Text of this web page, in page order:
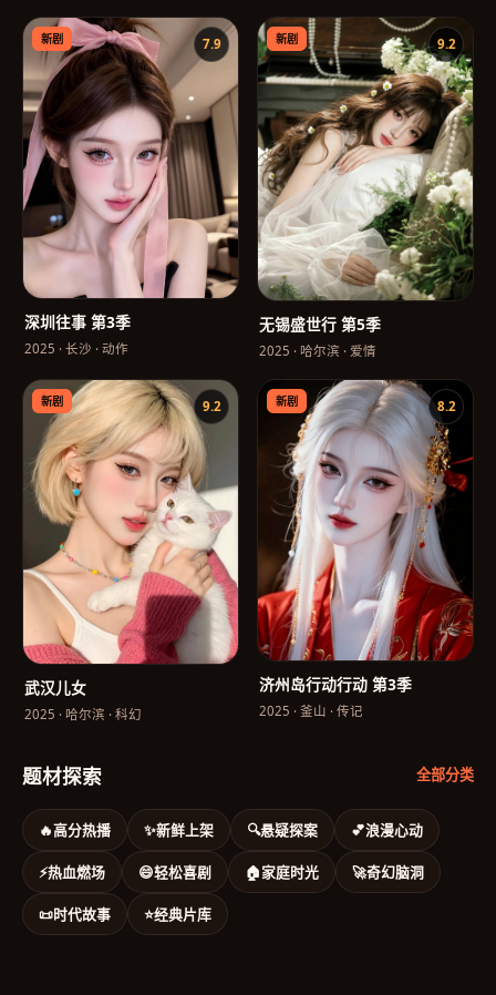
新剧 7.9
深圳往事 第3季
2025 · 长沙 · 动作
新剧 9.2
无锡盛世行 第5季
2025 · 哈尔滨 · 爱情
新剧 9.2
武汉儿女
2025 · 哈尔滨 · 科幻
新剧 8.2
济州岛行动行动 第3季
2025 · 釜山 · 传记
题材探索 全部分类
🔥高分热播 ✨新鲜上架 🔍悬疑探案 💕浪漫心动
⚡热血燃场 😄轻松喜剧 🏠家庭时光 🚀奇幻脑洞
📜时代故事 ⭐经典片库